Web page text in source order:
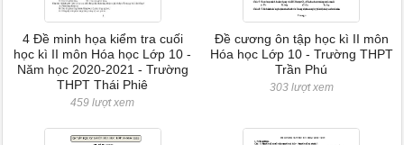
4 Đề minh họa kiểm tra cuối
học kì II môn Hóa học Lớp 10 -
Năm học 2020-2021 - Trường
THPT Thái Phiê
459 lượt xem
Đề cương ôn tập học kì II môn
Hóa học Lớp 10 - Trường THPT
Trần Phú
303 lượt xem